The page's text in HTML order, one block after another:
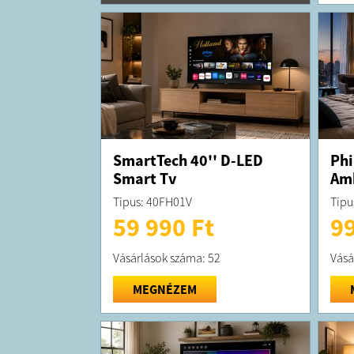
SmartTech 40'' D-LED
Smart Tv
Tipus: 40FH01V
59 990 Ft
Vásárlások száma: 52
MEGNÉZEM